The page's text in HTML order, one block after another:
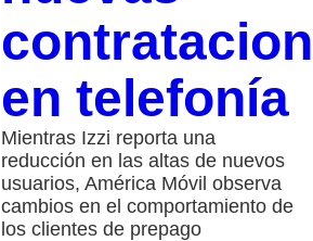
en telefonía
Mientras Izzi reporta una
reducción en las altas de nuevos
usuarios, América Móvil observa
cambios en el comportamiento de
los clientes de prepago